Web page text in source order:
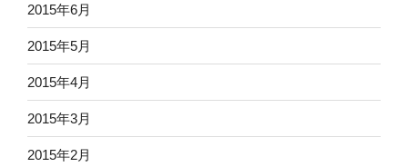
2015年6月
2015年5月
2015年4月
2015年3月
2015年2月